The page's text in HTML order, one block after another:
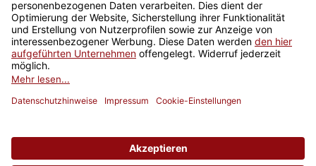
Newsletter